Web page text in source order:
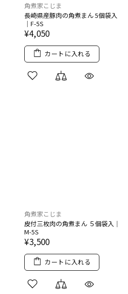
角煮家こじま
長崎県産豚肉の​角煮まん 5個袋入
｜F-5S
¥4,050
カートに入れる
角煮家こじま
皮付三枚肉の​角煮まん ５個袋入｜
M-5S
¥3,500
カートに入れる